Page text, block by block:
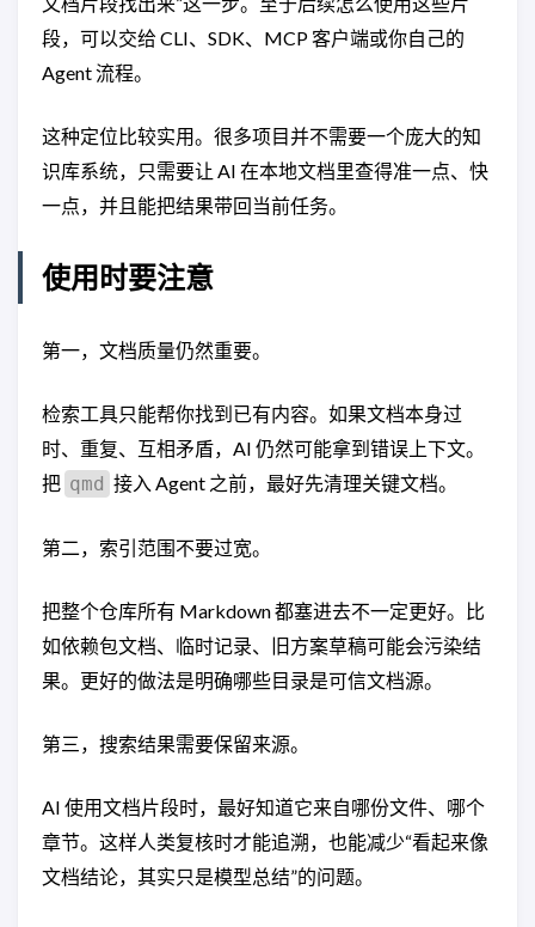
段，可以交给 CLI、SDK、MCP 客户端或你自己的
Agent 流程。
这种定位比较实用。很多项目并不需要一个庞大的知
识库系统，只需要让 AI 在本地文档里查得准一点、快
一点，并且能把结果带回当前任务。
使用时要注意
第一，文档质量仍然重要。
检索工具只能帮你找到已有内容。如果文档本身过
时、重复、互相矛盾，AI 仍然可能拿到错误上下文。
把 qmd 接入 Agent 之前，最好先清理关键文档。
第二，索引范围不要过宽。
把整个仓库所有 Markdown 都塞进去不一定更好。比
如依赖包文档、临时记录、旧方案草稿可能会污染结
果。更好的做法是明确哪些目录是可信文档源。
第三，搜索结果需要保留来源。
AI 使用文档片段时，最好知道它来自哪份文件、哪个
章节。这样人类复核时才能追溯，也能减少“看起来像
文档结论，其实只是模型总结”的问题。